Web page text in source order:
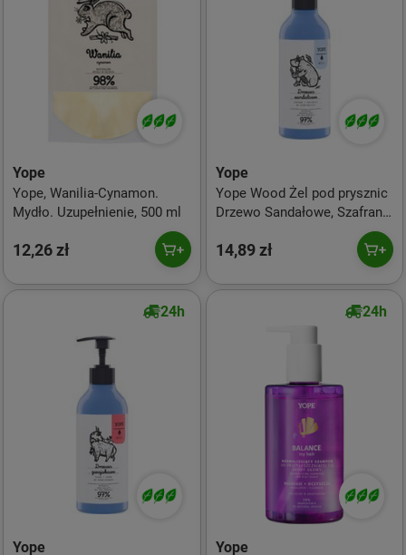
Yope
Yope, Wanilia-Cynamon.
Mydło. Uzupełnienie, 500 ml
12,26 zł
Yope
Yope Wood Żel pod prysznic
Drzewo Sandałowe, Szafran,
14,89 zł
24h
Yope
24h
Yope